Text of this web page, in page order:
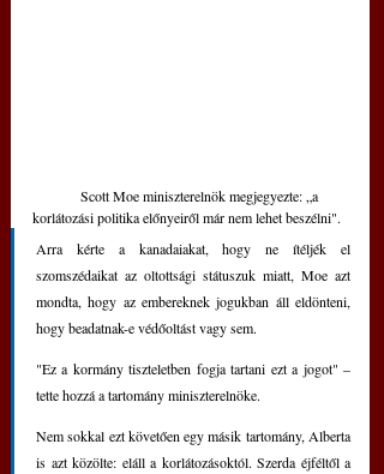
korlátozási politika előnyeiről már nem lehet beszélni".
Arra kérte a kanadaiakat, hogy ne ítéljék el
szomszédaikat az oltottsági státuszuk miatt, Moe azt
mondta, hogy az embereknek jogukban áll eldönteni,
hogy beadatnak-e védőoltást vagy sem.
"Ez a kormány tiszteletben fogja tartani ezt a jogot" –
tette hozzá a tartomány miniszterelnöke.
Nem sokkal ezt követően egy másik tartomány, Alberta
is azt közölte: eláll a korlátozásoktól. Szerda éjféltől a